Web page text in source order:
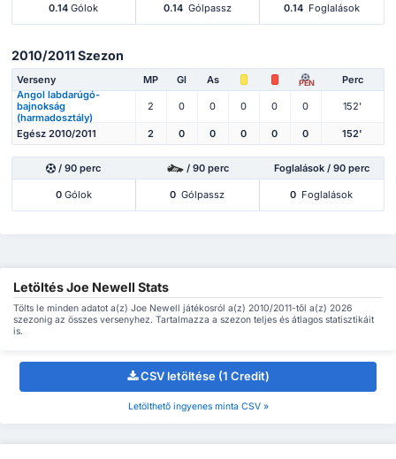
0.14 Gólok 0.14 Gólpassz 0.14 Foglalások
2010/2011 Szezon
Verseny MP Gl As PEN
Perc
Angol labdarúgó-
bajnokság
(harmadosztály)
2 0 0 0 0 0 152'
Egész 2010/2011 2 0 0 0 0 0 152'
/ 90 perc / 90 perc Foglalások / 90 perc
0Gólok 0 Gólpassz 0 Foglalások
Letöltés Joe Newell Stats
Tölts le minden adatot a(z) Joe Newell játékosról a(z) 2010/2011-től a(z) 2026
szezonig az összes versenyhez. Tartalmazza a szezon teljes és átlagos statisztikáit
is.
CSV letöltése (1 Credit)
Letölthető ingyenes minta CSV »